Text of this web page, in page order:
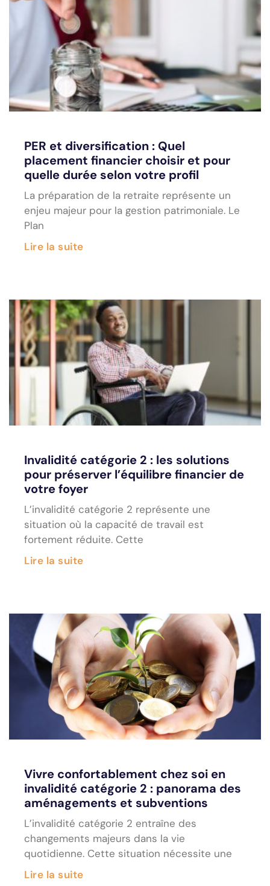
PER et diversification : Quel
placement financier choisir et pour
quelle durée selon votre profil
La préparation de la retraite représente un
enjeu majeur pour la gestion patrimoniale. Le
Plan
Lire la suite
Invalidité catégorie 2 : les solutions
pour préserver l’équilibre financier de
votre foyer
L’invalidité catégorie 2 représente une
situation où la capacité de travail est
fortement réduite. Cette
Lire la suite
Vivre confortablement chez soi en
invalidité catégorie 2 : panorama des
aménagements et subventions
L’invalidité catégorie 2 entraîne des
changements majeurs dans la vie
quotidienne. Cette situation nécessite une
Lire la suite